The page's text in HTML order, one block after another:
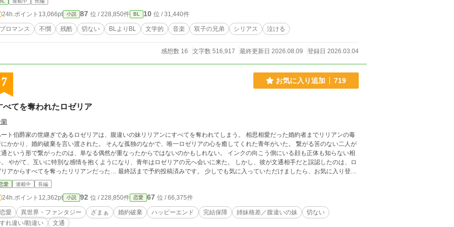
24h.ポイント 13,066pt 小説 87 位 / 228,850件 BL 10 位 / 31,440件
ブロマンス 不憫 残酷 切ない BLよりBL 文学的 音楽 双子の兄弟 シリアス 泣ける
感想数 16 文字数 516,917 最終更新日 2026.08.09 登録日 2026.03.04
7 お気に入り追加 719
べてを奪われたロゼリア
ト伯爵家の世継ぎであるロゼリアは、腹違いの妹リリアンにすべてを奪われてしまう。 相思相愛だった婚約者までリリアンの毒
かかり、婚約破棄を言い渡された。 そんな孤独のなかで、唯一ロゼリアの心を癒してくれた青年がいた。 繋がる筈のない二人が
という形で繋がったのは、単なる偶然が重なったからではないのかもしれない。 インクの向こう側にいる顔も正体も知らない相
やがて、互いに特別な感情を抱くようになり、青年はロゼリアの元へ会いに来た。 しかし、彼が文通相手だと誤認したのは、ロ
からすべてを奪ったリリアンだった… 最終話まで予約投稿済みです。 少しでも気に入っていただけましたら、お気に入り登録
愛 連載中 長編
24h.ポイント 12,362pt 小説 92 位 / 228,850件 恋愛 67 位 / 66,375件
恋愛 異世界・ファンタジー ざまぁ 婚約破棄 ハッピーエンド 完結保障 姉妹格差／腹違いの妹
切ない
すれ違い/勘違い
文通